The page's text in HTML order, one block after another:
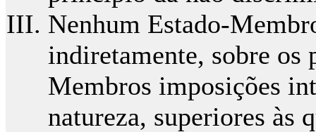
Nenhum Estado-
indiretamente, sobre os
Membros imposições
natureza, superiores às